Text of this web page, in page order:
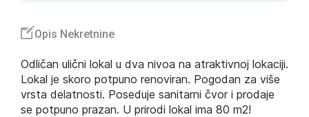
Opis Nekretnine
Odličan ulični lokal u dva nivoa na atraktivnoj lokaciji.
Lokal je skoro potpuno renoviran. Pogodan za više
vrsta delatnosti. Poseduje sanitarni čvor i prodaje
se potpuno prazan. U prirodi lokal ima 80 m2!